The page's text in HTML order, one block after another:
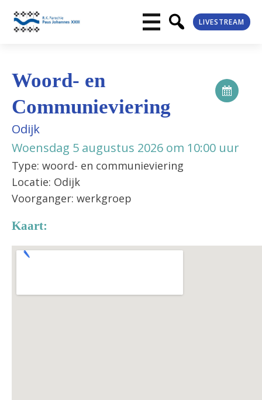
LIVESTREAM
Woord- en
Communieviering
Odijk
Woensdag 5 augustus 2026 om 10:00 uur
Type: woord- en communieviering
Locatie: Odijk
Voorganger: werkgroep
Kaart: